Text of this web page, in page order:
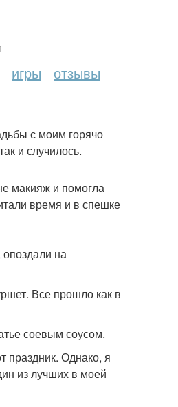
игры отзывы
с моим горячо
и случилось.
макияж и помогла
время и в спешке
на
Все прошло как в
соевым соусом.
праздник. Однако, я
из лучших в моей